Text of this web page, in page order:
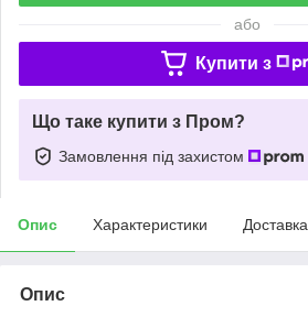
або
Купити з
Що таке купити з Пром?
Замовлення під захистом
Опис Характеристики Доставка
Опис